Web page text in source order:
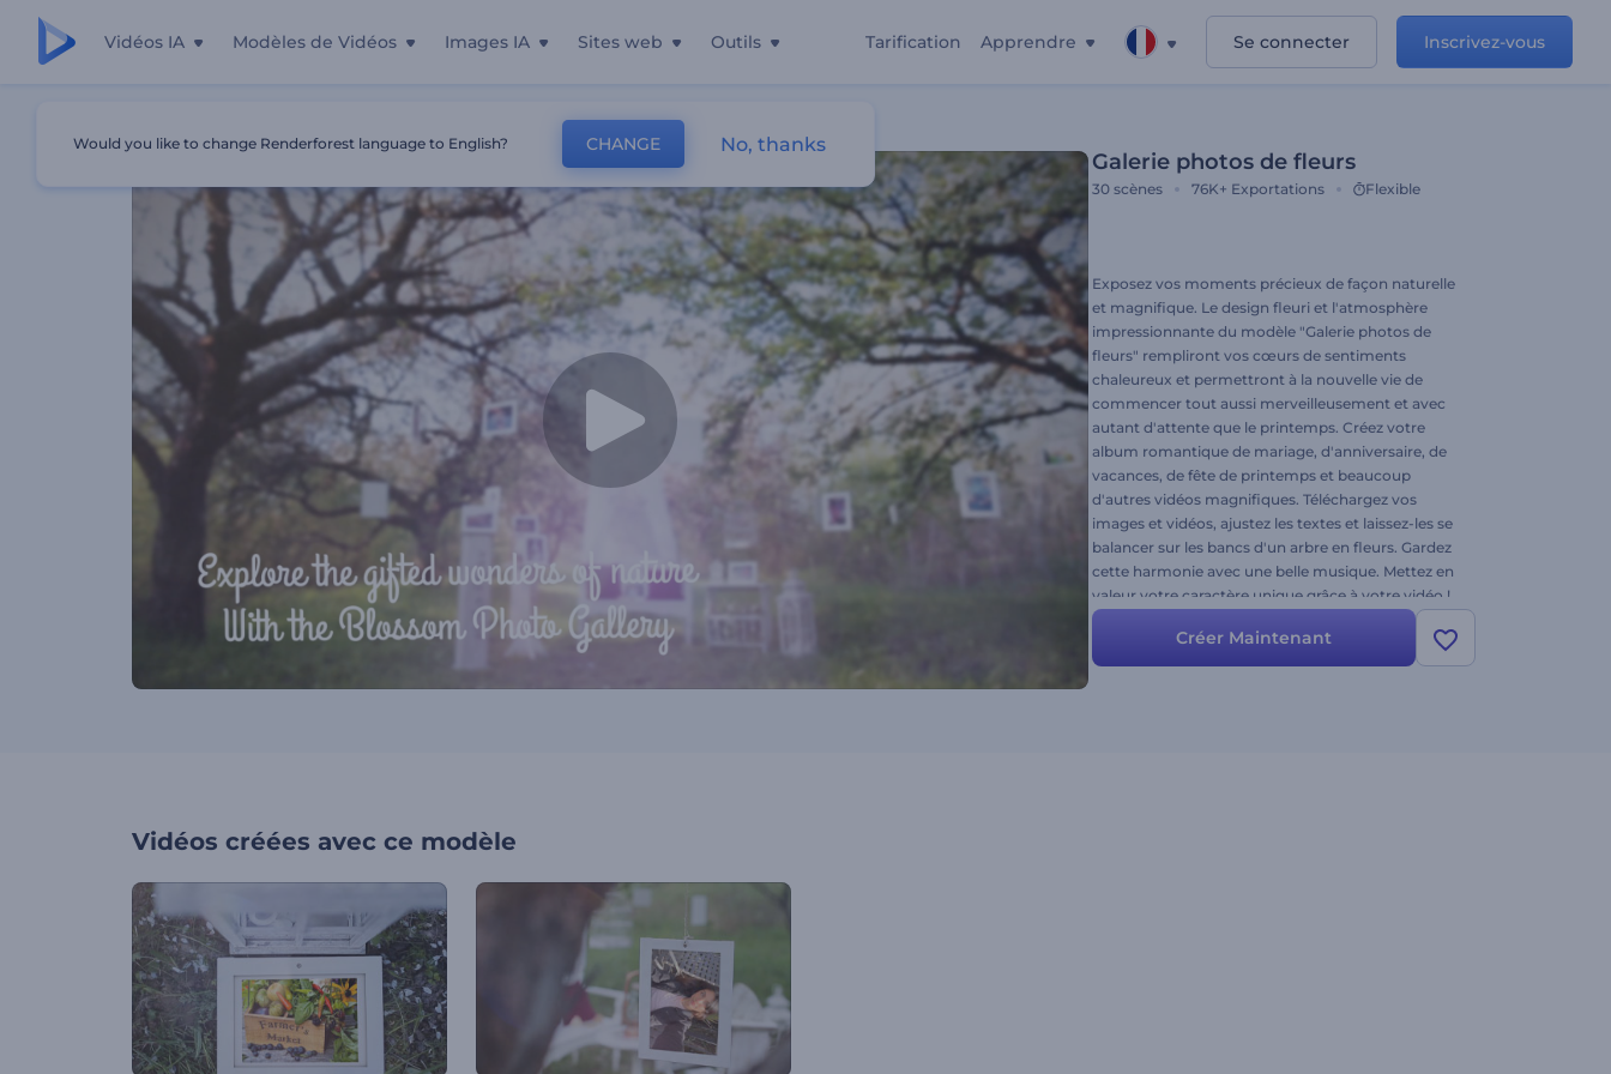
Vidéos IA Modèles de Vidéos Images IA Sites web Outils Tarification Apprendre Se connecter Inscrivez-vous
Galerie photos de fleurs
30 scènes 76K+ Exportations Flexible
Exposez vos moments précieux de façon naturelle
et magnifique. Le design fleuri et l'atmosphère
impressionnante du modèle "Galerie photos de
fleurs" rempliront vos cœurs de sentiments
chaleureux et permettront à la nouvelle vie de
commencer tout aussi merveilleusement et avec
autant d'attente que le printemps. Créez votre
album romantique de mariage, d'anniversaire, de
vacances, de fête de printemps et beaucoup
d'autres vidéos magnifiques. Téléchargez vos
images et vidéos, ajustez les textes et laissez-les se
balancer sur les bancs d'un arbre en fleurs. Gardez
cette harmonie avec une belle musique. Mettez en
valeur votre caractère unique grâce à votre vidéo !
Créer Maintenant
Vidéos créées avec ce modèle
Would you like to change Renderforest language to English? CHANGE No, thanks